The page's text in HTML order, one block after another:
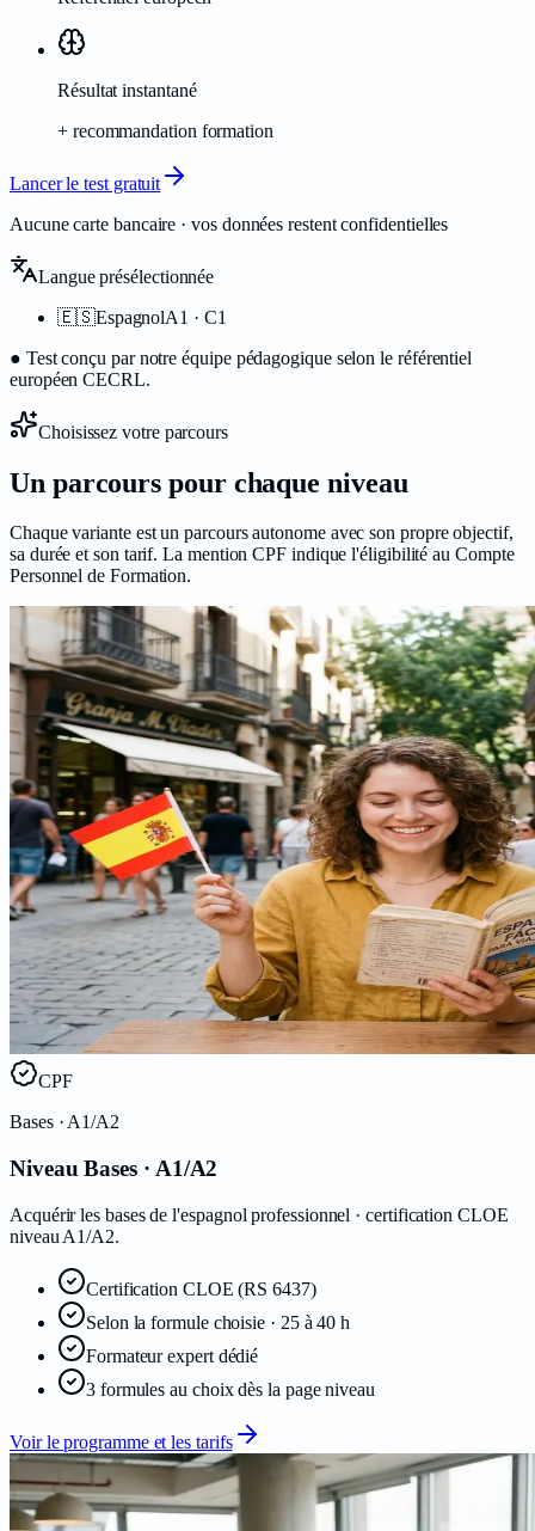
Résultat instantané
+ recommandation formation
Lancer le test gratuit
Aucune carte bancaire · vos données restent confidentielles
Langue présélectionnée
🇪🇸EspagnolA1 · C1
● Test conçu par notre équipe pédagogique selon le référentiel
européen CECRL.
Choisissez votre parcours
Un parcours pour chaque niveau
Chaque variante est un parcours autonome avec son propre objectif,
sa durée et son tarif. La mention CPF indique l'éligibilité au Compte
Personnel de Formation.
CPF
Bases· A1/A2
Niveau Bases · A1/A2
Acquérir les bases de l'espagnol professionnel · certification CLOE
niveau A1/A2.
Certification CLOE (RS 6437)
Selon la formule choisie · 25 à 40 h
Formateur expert dédié
3 formules au choix dès la page niveau
Voir le programme et les tarifs